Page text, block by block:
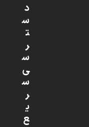
د
س
ت
ر
س
ی
س
ر
ی
ع